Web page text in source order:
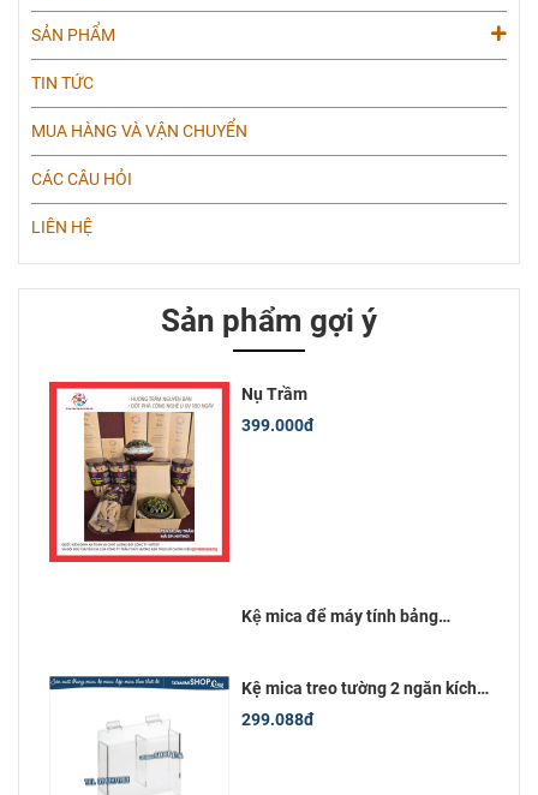
SẢN PHẨM
TIN TỨC
MUA HÀNG VÀ VẬN CHUYỂN
CÁC CÂU HỎI
LIÊN HỆ
Sản phẩm gợi ý
Nụ Trầm
399.000đ
Kệ mica để máy tính bảng
Kệ mica treo tường 2 ngăn kích
thước 10x20 cm
299.088đ